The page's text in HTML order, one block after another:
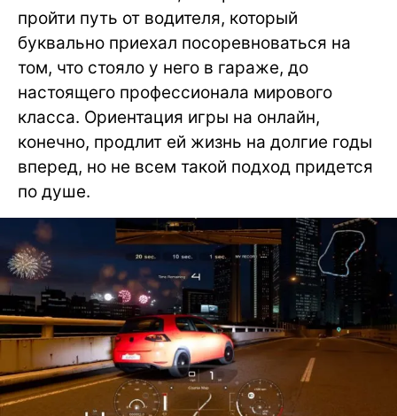
пройти путь от водителя, который
буквально приехал посоревноваться на
том, что стояло у него в гараже, до
настоящего профессионала мирового
класса. Ориентация игры на онлайн,
конечно, продлит ей жизнь на долгие годы
вперед, но не всем такой подход придется
по душе.